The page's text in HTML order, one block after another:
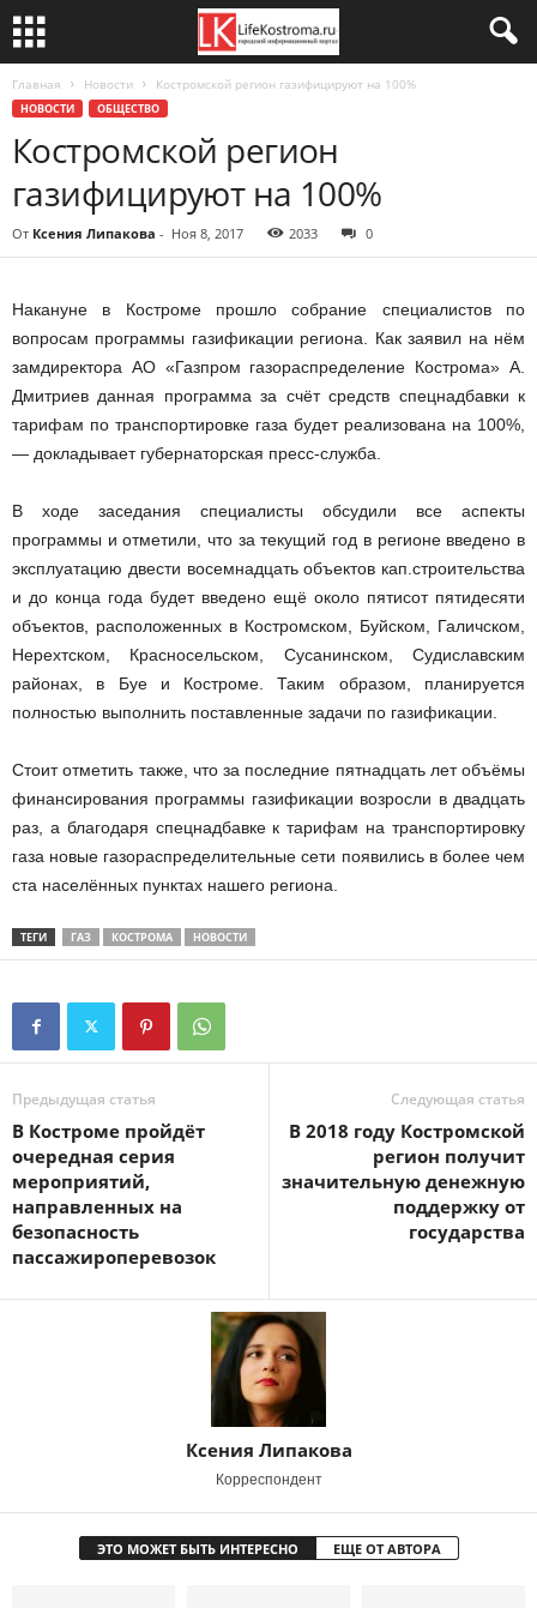
Главная Новости Костромской регион газифицируют на 100%
НОВОСТИ ОБЩЕСТВО
Костромской регион
газифицируют на 100%
От Ксения Липакова - Ноя 8, 2017 2033 0
Накануне в Костроме прошло собрание специалистов по
вопросам программы газификации региона. Как заявил на нём
замдиректора АО «Газпром газораспределение Кострома» А.
Дмитриев данная программа за счёт средств спецнадбавки к
тарифам по транспортировке газа будет реализована на 100%,
— докладывает губернаторская пресс-служба.
В ходе заседания специалисты обсудили все аспекты
программы и отметили, что за текущий год в регионе введено в
эксплуатацию двести восемнадцать объектов кап.строительства
и до конца года будет введено ещё около пятисот пятидесяти
объектов, расположенных в Костромском, Буйском, Галичском,
Нерехтском, Красносельском, Сусанинском, Судиславским
районах, в Буе и Костроме. Таким образом, планируется
полностью выполнить поставленные задачи по газификации.
Стоит отметить также, что за последние пятнадцать лет объёмы
финансирования программы газификации возросли в двадцать
раз, а благодаря спецнадбавке к тарифам на транспортировку
газа новые газораспределительные сети появились в более чем
ста населённых пунктах нашего региона.
ТЕГИ ГАЗ КОСТРОМА НОВОСТИ
Предыдущая статья
В Костроме пройдёт
очередная серия
мероприятий,
направленных на
безопасность
пассажироперевозок
Следующая статья
В 2018 году Костромской
регион получит
значительную денежную
поддержку от
государства
Ксения Липакова
Корреспондент
ЭТО МОЖЕТ БЫТЬ ИНТЕРЕСНО ЕЩЕ ОТ АВТОРА